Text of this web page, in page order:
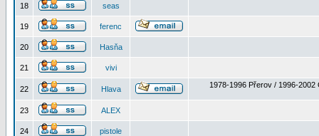
18 seas
19 ferenc
20 Hasňa
21 vivi
22 Hlava 1978-1996 Přerov / 1996-2002
23 ALEX
24 pistole